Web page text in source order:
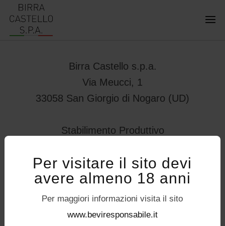
Birra Castello s.p.a.
Via Meucci, 1
33058 San Giorgio di Nogaro (UD)
Stabilimento Produttivo
32034 – Pedavena (BL)
servizioconsumatori@birracastello.it
Seguici su
P.I. 01994920302
Per visitare il sito devi
avere almeno 18 anni
Per maggiori informazioni visita il sito
www.beviresponsabile.it